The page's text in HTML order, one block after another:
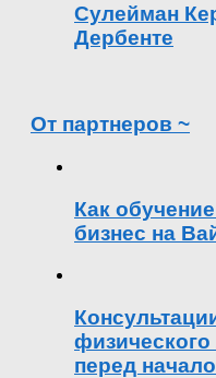
Сулейман
Дербенте
От партнеров ~
Как
бизнес на
физического
перед